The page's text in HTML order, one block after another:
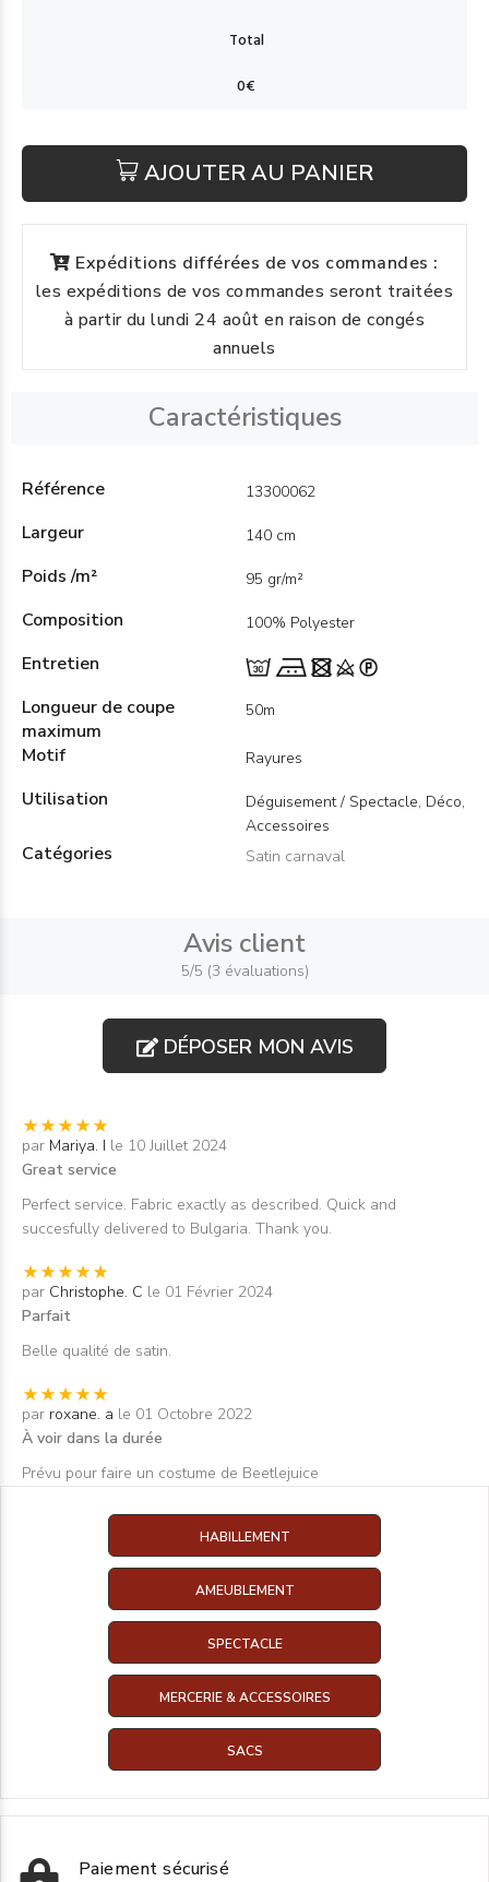
AJOUTER AU PANIER
Expéditions différées de vos commandes :
les expéditions de vos commandes seront traitées
à partir du lundi 24 août en raison de congés
annuels
Caractéristiques
Référence 13300062
Largeur 140 cm
Poids /m² 95 gr/m²
Composition 100% Polyester
Entretien
Longueur de coupe
maximum
50m
Motif Rayures
Utilisation
Déguisement / Spectacle, Déco,
Accessoires
Catégories Satin carnaval
Avis client
5/5 (3 évaluations)
DÉPOSER MON AVIS
par Mariya. I le 10 Juillet 2024
Great service
Perfect service. Fabric exactly as described. Quick and
succesfully delivered to Bulgaria. Thank you.
par Christophe. C le 01 Février 2024
Parfait
Belle qualité de satin.
par roxane. a le 01 Octobre 2022
À voir dans la durée
Prévu pour faire un costume de Beetlejuice
HABILLEMENT
AMEUBLEMENT
SPECTACLE
MERCERIE & ACCESSOIRES
SACS
Paiement sécurisé